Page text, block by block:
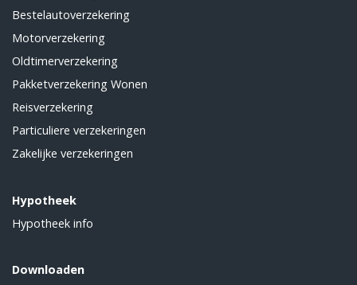
Bestelautoverzekering
Motorverzekering
Oldtimerverzekering
Pakketverzekering Wonen
Reisverzekering
Particuliere verzekeringen
Zakelijke verzekeringen
Hypotheek
Hypotheek info
Downloaden